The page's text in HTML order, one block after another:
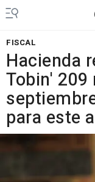
FISCAL
Hacienda
Tobin'
para este